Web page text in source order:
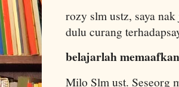
rozy slm ustz, saya
dulu curang
belajarlah
Milo Slm ust. Seseorg